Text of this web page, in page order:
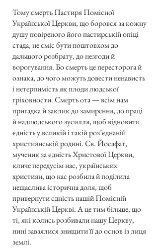
Тому смерть Пастиря Помісної
Української Церкви, що боровся за кожну
душу повіреного його пастирській опіці
стада, не сміє бути поштовхом до
дальшого розбрату, до незгоди й
ворогування. Бо смерть це пересторога й
ознака, до чого можуть довести ненависть
і нетерпимість як плоди людської
гріховности. Смерть ота — всім нам
пригадка й заклик до замирення, до праці
й надлюдського зусилля, щоб відновити
єдність у великій і такій роз’єднаній
християнській родині. Св. Йосафат,
мученик за єдність Христової Церкви,
кличе передусім нас, українських
християн, що нас розбила й поділила
нещаслива історична доля, щоб
привернути єдність нашій Помісній
Українській Церкві. А це тим більше, що
ті, які колись розбивали нашу Церкву,
нині завзялися знищити її до основ із лиця
землі.